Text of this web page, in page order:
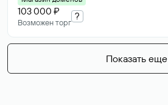
103 000 ₽
Возможен торг
?
Показать еще